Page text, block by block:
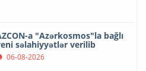
a "Azərkosmos"la bağlı
səlahiyyətlər verilib
06-08-2026